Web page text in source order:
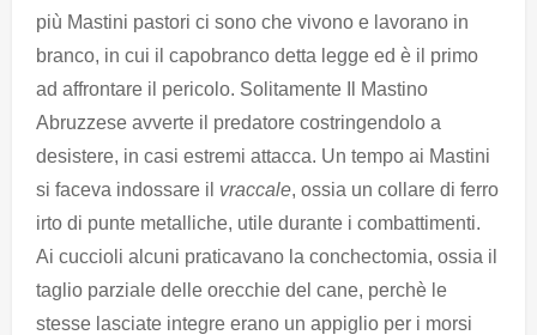
più Mastini pastori ci sono che vivono e lavorano in
branco, in cui il capobranco detta legge ed è il primo
ad affrontare il pericolo. Solitamente Il Mastino
Abruzzese avverte il predatore costringendolo a
desistere, in casi estremi attacca. Un tempo ai Mastini
si faceva indossare il vraccale, ossia un collare di ferro
irto di punte metalliche, utile durante i combattimenti.
Ai cuccioli alcuni praticavano la conchectomia, ossia il
taglio parziale delle orecchie del cane, perchè le
stesse lasciate integre erano un appiglio per i morsi